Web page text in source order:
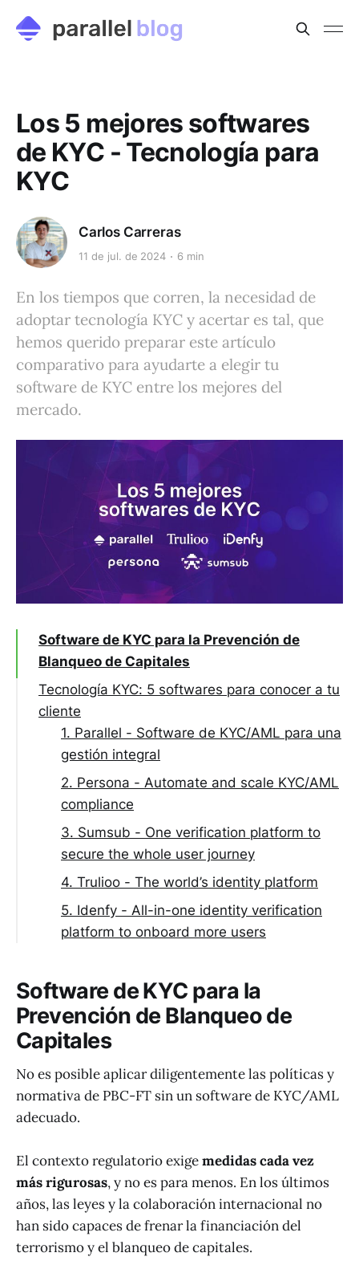
Los 5 mejores softwares
de KYC - Tecnología para
KYC
Carlos Carreras
11 de jul. de 2024 6 min
En los tiempos que corren, la necesidad de
adoptar tecnología KYC y acertar es tal, que
hemos querido preparar este artículo
comparativo para ayudarte a elegir tu
software de KYC entre los mejores del
mercado.
Software de KYC para la Prevención de
Blanqueo de Capitales
Tecnología KYC: 5 softwares para conocer a tu
cliente
1. Parallel - Software de KYC/AML para una
gestión integral
2. Persona - Automate and scale KYC/AML
compliance
3. Sumsub - One verification platform to
secure the whole user journey
4. Trulioo - The world’s identity platform
5. Idenfy - All-in-one identity verification
platform to onboard more users
Software de KYC para la
Prevención de Blanqueo de
Capitales
No es posible aplicar diligentemente las políticas y
normativa de PBC-FT sin un software de KYC/AML
adecuado.
El contexto regulatorio exigemedidas cada vez
más rigurosas, y no es para menos. En los últimos
años, las leyes y la colaboración internacional no
han sido capaces de frenar la financiación del
terrorismo y el blanqueo de capitales.